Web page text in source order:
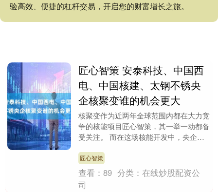
验高效、便捷的杠杆交易，开启您的财富增长之旅。
匠心智策 安泰科技、中国西
电、中国核建、太钢不锈央
企核聚变谁的机会更大
核聚变作为近两年全球范围内都在大力竞
争的核能项目匠心智策，其一举一动都备
受关注。 而在这场核能开发中，央企作
就来看看最近可控....
匠心智策
查看：89 分类：在线炒股配资公
司